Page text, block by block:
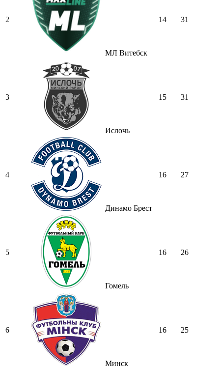
2
МЛ Витебск
14 31
3
Ислочь
15 31
4
Динамо Брест
16 27
5
Гомель
16 26
6
Минск
16 25